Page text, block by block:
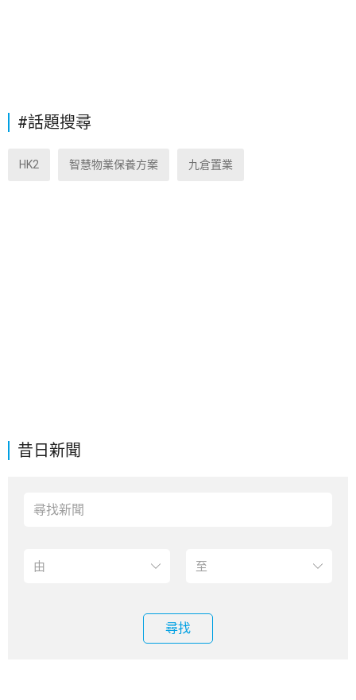
昔日新聞
尋找
#話題搜尋
HK2 智慧物業保養方案 九倉置業